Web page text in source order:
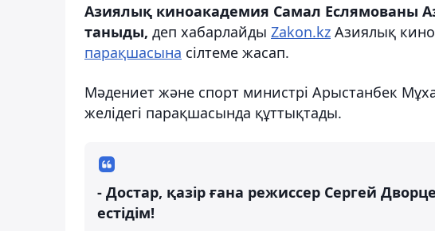
Азиялық киноакадемия Самал Еслямованы
таныды, деп хабарлайды Zakon.kz Азиялық
парақшасына сілтеме жасап.
Мәдениет және спорт министрі Арыстанбек
желідегі парақшасында құттықтады.
- Достар, қазір ғана режиссер Сергей
естідім!